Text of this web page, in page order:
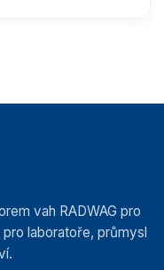
vah RADWAG pro
laboratoře, průmysl